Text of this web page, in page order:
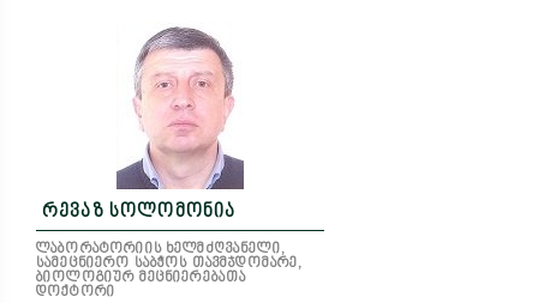
რევაზ სოლომონია
ლაბორატორიის ხელმძღვანელი,
სამეცნიერო საბჭოს თავმჯდომარე,
ბიოლოგიურ მეცნიერებათა
დოქტორი